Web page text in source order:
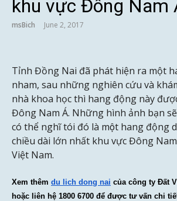
khu vực Đông Nam
msBich June 2, 2017
Tỉnh Đồng Nai đã phát hiện ra một
nham, sau những nghiên cứu và
nhà khoa học thì hang động này
Đông Nam Á. Những hình ảnh bạn
có thể nghĩ tói đó là một hang động
chiều dài lớn nhất khu vực Đông
Việt Nam.
Xem thêm du lich dong nai của công ty Đất
hoặc liên hệ 1800 6700 để được tư vấn chi